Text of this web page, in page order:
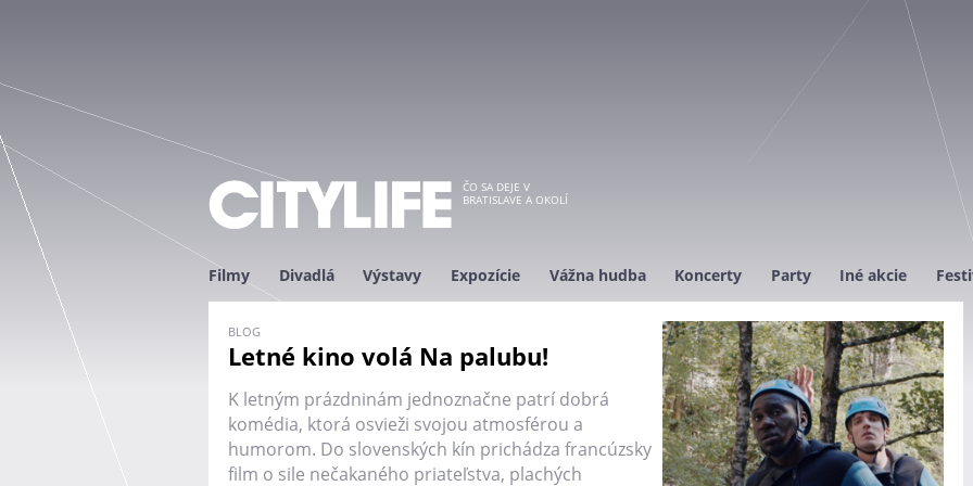
ČO SA DEJE V
BRATISLAVE A OKOLÍ
Filmy Divadlá Výstavy Expozície Vážna hudba Koncerty Party Iné akcie
Letné kino volá Na palubu!
K letným prázdninám jednoznačne patrí dobrá
komédia, ktorá osvieži svojou atmosférou a
humorom. Do slovenských kín prichádza francúzsky
film o sile nečakaného priateľstva, plachých
BLOG